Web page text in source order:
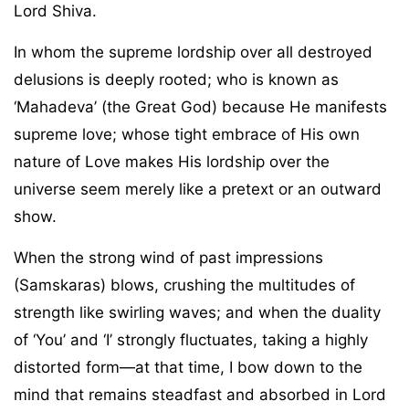
Lord Shiva.
In whom the supreme lordship over all destroyed
delusions is deeply rooted; who is known as
‘Mahadeva’ (the Great God) because He manifests
supreme love; whose tight embrace of His own
nature of Love makes His lordship over the
universe seem merely like a pretext or an outward
show.
When the strong wind of past impressions
(Samskaras) blows, crushing the multitudes of
strength like swirling waves; and when the duality
of ‘You’ and ‘I’ strongly fluctuates, taking a highly
distorted form—at that time, I bow down to the
mind that remains steadfast and absorbed in Lord